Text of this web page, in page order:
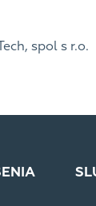
spol s r.o.